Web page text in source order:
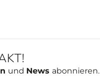
und News abonnieren.